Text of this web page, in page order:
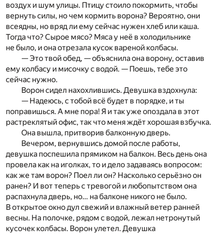
воздух и шум улицы. Птицу стоило покормить, чтобы
вернуть силы, но чем кормить ворона? Вероятно, они
всеядны, но вряд ли ему сейчас нужен хлеб или каша.
Тогда что? Сырое мясо? Мяса у неё в холодильнике
не было, и она отрезала кусок вареной колбасы.
— Это твой обед, — объяснила она ворону, оставив
ему колбасу и мисочку с водой. — Поешь, тебе это
сейчас нужно.
Ворон сидел нахохлившись. Девушка вздохнула:
— Надеюсь, с тобой всё будет в порядке, и ты
поправишься. А мне пора! Я и так уже опоздала в этот
растреклятый офис, так что меня ждёт хорошая взбучка.
Она вышла, притворив балконную дверь.
Вечером, вернувшись домой после работы,
девушка поспешила прямиком на балкон. Весь день она
провела как на иголках, то и дело задаваясь вопросом:
как же там ворон? Поел ли он? Насколько серьёзно он
ранен? И вот теперь с тревогой и любопытством она
распахнула дверь, но… на балконе никого не было.
В открытое окно дул свежий и влажный ветер ранней
весны. На полочке, рядом с водой, лежал нетронутый
кусочек колбасы. Ворон улетел. Девушка